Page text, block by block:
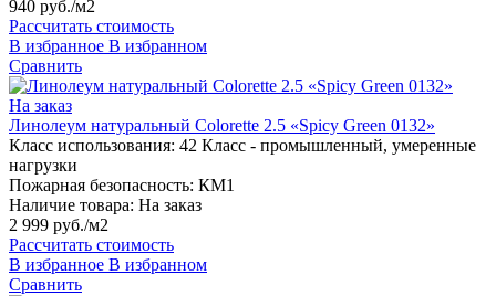
940 руб./м2
Рассчитать стоимость
В избранное В избранном
Сравнить
На заказ
Линолеум натуральный Colorette 2.5 «Spicy Green 0132»
Класс использования: 42 Класс - промышленный, умеренные
нагрузки
Пожарная безопасность: КМ1
Наличие товара: На заказ
2 999 руб./м2
Рассчитать стоимость
В избранное В избранном
Сравнить